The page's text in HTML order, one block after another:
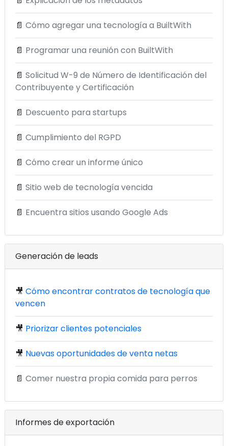
📄 Cómo agregar una tecnología a BuiltWith
📄 Programar una reunión con BuiltWith
📄 Solicitud W-9 de Número de Identificación del
Contribuyente y Certificación
📄 Descuento para startups
📄 Cumplimiento del RGPD
📄 Cómo crear un informe único
📄 Sitio web de tecnología vencida
📄 Encuentra sitios usando Google Ads
Generación de leads
🎥 Cómo encontrar contratos de tecnología que
vencen
🎥 Priorizar clientes potenciales
🎥 Nuevas oportunidades de venta netas
📄 Comer nuestra propia comida para perros
Informes de exportación